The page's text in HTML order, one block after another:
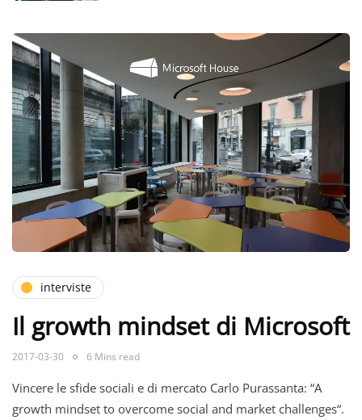
interviste
Il growth mindset di Microsoft
2017-03-30 6 Mins read
Vincere le sfide sociali e di mercato Carlo Purassanta: “A
growth mindset to overcome social and market challenges“.